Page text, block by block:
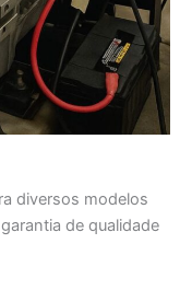
diversos modelos
de qualidade